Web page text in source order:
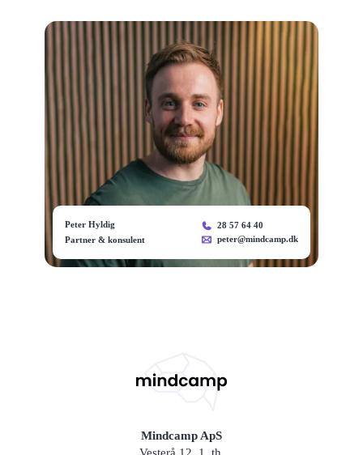
Peter Hyldig
Partner & konsulent
28 57 64 40
peter@mindcamp.dk
Mindcamp ApS